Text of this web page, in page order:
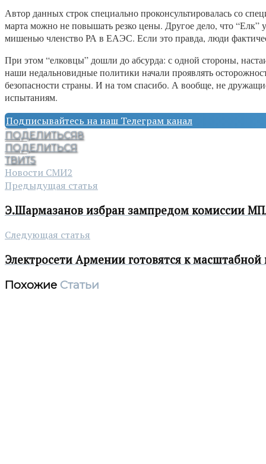
Автор данных строк специально проконсультировалась со
марта можно не повышать резко цены. Другое дело, что “Елк”
мишенью членство РА в ЕАЭС. Если это правда, люди
При этом “елковцы” дошли до абсурда: с одной стороны,
наши недальновидные политики начали проявлять
безопасности страны. И на том спасибо. А вообще, не
испытаниям.
Подписывайтесь на наш Телеграм канал
ПОДЕЛИТЬСЯ8
ПОДЕЛИТЬСЯ
ТВИТ5
Новости СМИ2
Предыдущая статья
Э.Шармазанов избран зампредом комиссии
Следующая статья
Электросети Армении готовятся к
Похожие Статьи